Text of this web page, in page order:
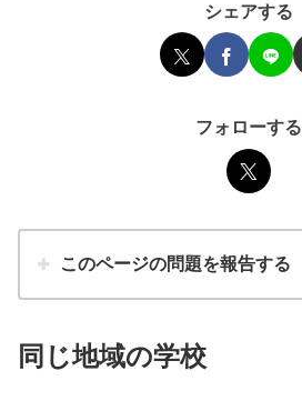
シェアする
フォローする
このページの問題を報告する
同じ地域の学校